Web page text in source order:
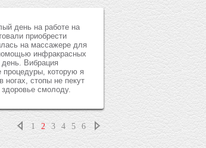
день на работе на
приобрести
на массажере для
инфракрасных
день. Вибрация
процедуры, которую я
стопы не пекут
смолоду.
1 2 3 4 5 6